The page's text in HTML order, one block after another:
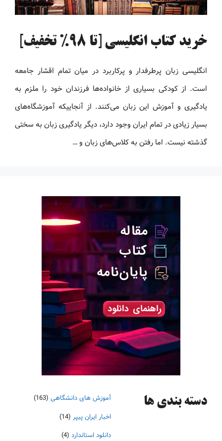
خرید کتاب انگلیسی [تا 98% تخفیف]
انگلیسی زبان پرطرفدار و پرکاربرد در میان تمام اقشار جامعه
است. از کودکی بسیاری از خانواده‌ها فرزندان خود را ملزم به
یادگیری و آموزش این زبان می‌کنند. از آنجاییکه آموزشگاه‌های
بسیار زیادی در تمام ایران وجود دارد، دیگر یادگیری زبان به سختی
گذشته نیست. اما رفتن به کلاس‌های زبان و …
دسته‌ بندی ها آموزش های دانشگاهی (163)
اخبار ایران پیپر (14)
دانلود استاندارد (4)